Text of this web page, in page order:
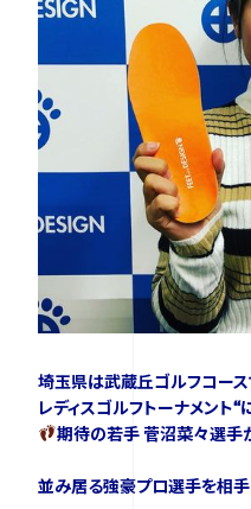
ドクターの声
ニュース
イベント
資料ダウンロード
ご購入をご検討の方
埼玉県は武蔵丘ゴルフコー
レディスゴルフトーナメント
期待の若手 菅沼菜々選手
並み居る強豪プロ選手を相手